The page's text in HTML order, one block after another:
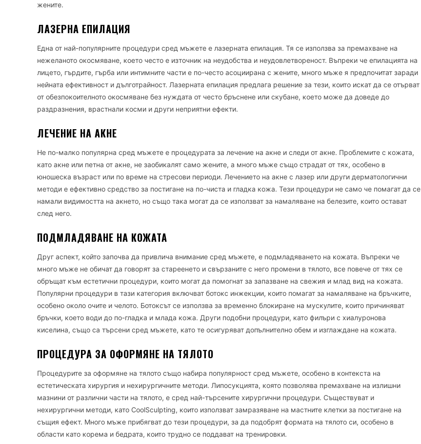
жените.
ЛАЗЕРНА ЕПИЛАЦИЯ
Една от най-популярните процедури сред мъжете е лазерната епилация. Тя се използва за премахване на
нежеланото окосмяване, което често е източник на неудобства и неудовлетвореност. Въпреки че епилацията на
лицето, гърдите, гърба или интимните части е по-често асоциирана с жените, много мъже я предпочитат заради
нейната ефективност и дълготрайност. Лазерната епилация предлага решение за тези, които искат да се отърват
от обезпокоителното окосмяване без нуждата от често бръснене или скубане, което може да доведе до
раздразнения, врастнали косми и други неприятни ефекти.
ЛЕЧЕНИЕ НА АКНЕ
Не по-малко популярна сред мъжете е процедурата за лечение на акне и следи от акне. Проблемите с кожата,
като акне или петна от акне, не заобикалят само жените, а много мъже също страдат от тях, особено в
юношеска възраст или по време на стресови периоди. Лечението на акне с лазер или други дерматологични
методи е ефективно средство за постигане на по-чиста и гладка кожа. Тези процедури не само че помагат да се
намали видимостта на акнето, но също така могат да се използват за намаляване на белезите, които остават
след него.
ПОДМЛАДЯВАНЕ НА КОЖАТА
Друг аспект, който започва да привлича внимание сред мъжете, е подмладяването на кожата. Въпреки че
много мъже не обичат да говорят за стареенето и свързаните с него промени в тялото, все повече от тях се
обръщат към естетични процедури, които могат да помогнат за запазване на свежия и млад вид на кожата.
Популярни процедури в тази категория включват ботокс инжекции, които помагат за намаляване на бръчките,
особено около очите и челото. Ботоксът се използва за временно блокиране на мускулите, които причиняват
бръчки, което води до по-гладка и млада кожа. Други подобни процедури, като филъри с хиалуронова
киселина, също са търсени сред мъжете, като те осигуряват допълнително обем и изглаждане на кожата.
ПРОЦЕДУРА ЗА ОФОРМЯНЕ НА ТЯЛОТО
Процедурите за оформяне на тялото също набира популярност сред мъжете, особено в контекста на
естетическата хирургия и нехирургичните методи. Липосукцията, която позволява премахване на излишни
мазнини от различни части на тялото, е сред най-търсените хирургични процедури. Съществуват и
нехирургични методи, като CoolSculpting, които използват замразяване на мастните клетки за постигане на
същия ефект. Много мъже прибягват до тези процедури, за да подобрят формата на тялото си, особено в
области като корема и бедрата, които трудно се поддават на тренировки.